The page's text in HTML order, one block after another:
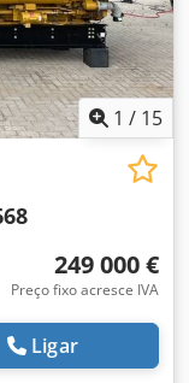
1 / 15
249 000 €
Preço fixo acresce IVA
Ligar